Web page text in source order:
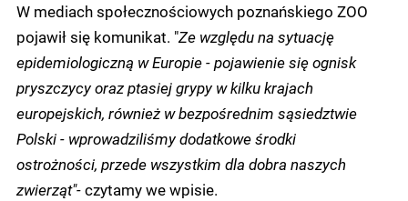
W mediach społecznościowych poznańskiego ZOO
pojawił się komunikat. "Ze względu na sytuację
epidemiologiczną w Europie - pojawienie się ognisk
pryszczycy oraz ptasiej grypy w kilku krajach
europejskich, również w bezpośrednim sąsiedztwie
Polski - wprowadziliśmy dodatkowe środki
ostrożności, przede wszystkim dla dobra naszych
zwierząt"-czytamy we wpisie.